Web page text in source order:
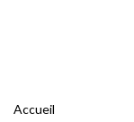
Accueil